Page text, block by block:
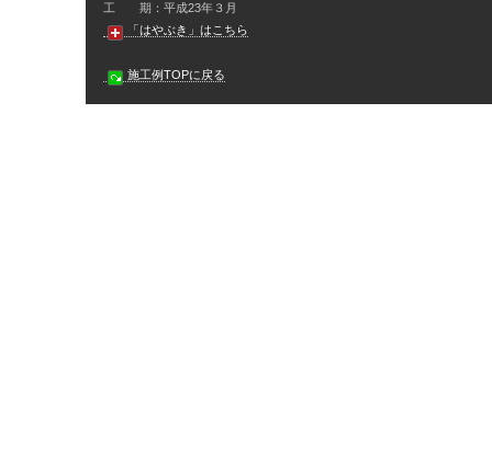
工 期：平成23年３月
「はやぶき」はこちら
施工例TOPに戻る